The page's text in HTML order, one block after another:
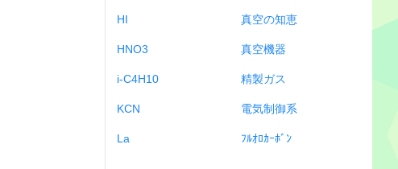
HI
HNO3
i-C4H10
KCN
La
真空の知恵
真空機器
精製ガス
電気制御系
ﾌﾙｵﾛｶｰﾎﾞﾝ